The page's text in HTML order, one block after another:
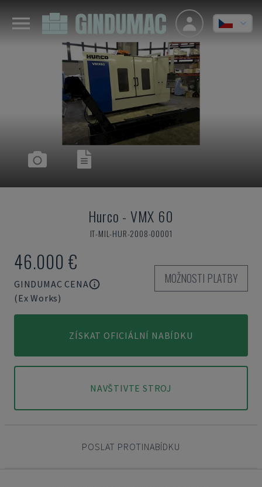
Hurco - VMX 60
IT-MIL-HUR-2008-00001
46.000 €
GINDUMAC CENA
(Ex Works)
MOŽNOSTI PLATBY
ZÍSKAT OFICIÁLNÍ NABÍDKU
NAVŠTIVTE STROJ
POSLAT PROTINABÍDKU